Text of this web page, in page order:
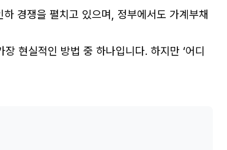
경쟁을 펼치고 있으며, 정부에서도 가계부채
현실적인 방법 중 하나입니다. 하지만 ‘어디